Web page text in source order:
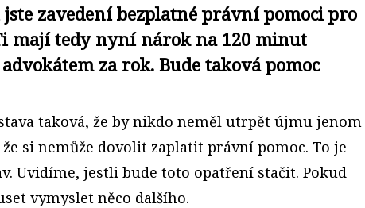
zavedení bezplatné právní pomoci pro
mají tedy nyní nárok na 120 minut
za rok. Bude taková pomoc
taková, že by nikdo neměl utrpět újmu jenom
si nemůže dovolit zaplatit právní pomoc. To je
Uvidíme, jestli bude toto opatření stačit. Pokud
vymyslet něco dalšího.